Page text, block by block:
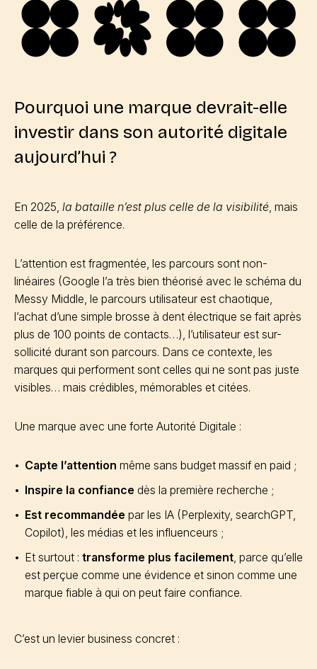
Pourquoi une marque devrait-elle
investir dans son autorité digitale
aujourd’hui ?
En 2025, la bataille n’est plus celle de la visibilité , mais
celle de la préférence.
L’attention est fragmentée, les parcours sont non-
linéaires (Google l’a très bien théorisé avec le schéma du
Messy Middle, le parcours utilisateur est chaotique,
l’achat d’une simple brosse à dent électrique se fait après
plus de 100 points de contacts…), l’utilisateur est sur-
sollicité durant son parcours. Dans ce contexte, les
marques qui performent sont celles qui ne sont pas juste
visibles… mais crédibles, mémorables et citées.
Une marque avec une forte Autorité Digitale :
Capte l’attention même sans budget massif en paid ;
Inspire la confiance dès la première recherche ;
Est recommandée par les IA (Perplexity, searchGPT,
Copilot), les médias et les influenceurs ;
Et surtout : transforme plus facilement , parce qu’elle
est perçue comme une évidence et sinon comme une
marque fiable à qui on peut faire confiance.
C’est un levier business concret :